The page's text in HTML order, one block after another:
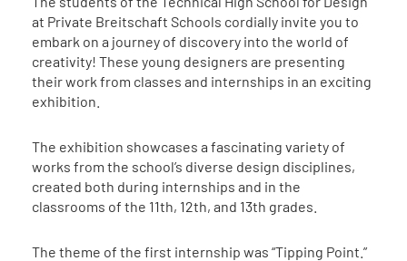
at Private Breitschaft Schools cordially invite you to
embark on a journey of discovery into the world of
creativity! These young designers are presenting
their work from classes and internships in an exciting
exhibition.
The exhibition showcases a fascinating variety of
works from the school’s diverse design disciplines,
created both during internships and in the
classrooms of the 11th, 12th, and 13th grades.
The theme of the first internship was “Tipping Point.”